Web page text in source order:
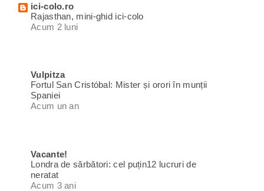
ici-colo.ro
Rajasthan, mini-ghid ici-colo
Acum 2 luni
Vulpitza
Fortul San Cristóbal: Mister și orori în munții
Spaniei
Acum un an
Vacante!
Londra de sărbători: cel puțin12 lucruri de
neratat
Acum 3 ani